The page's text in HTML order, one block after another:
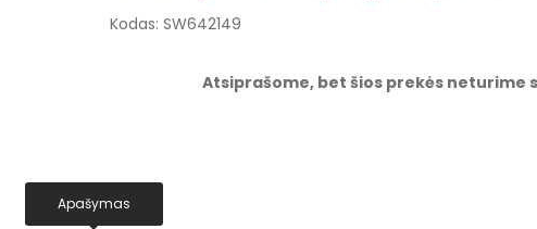
Kodas: SW642149
Atsiprašome, bet šios prekės neturime
Apašymas